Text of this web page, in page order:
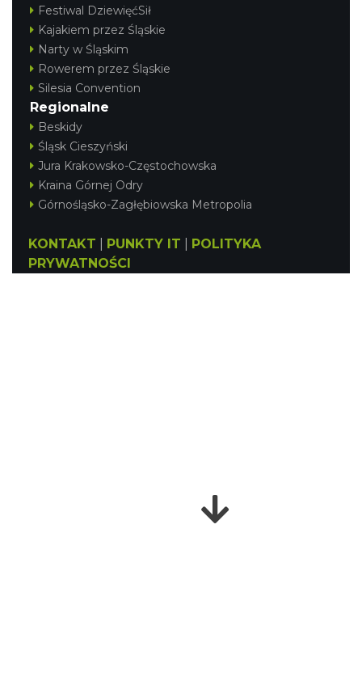
Festiwal DziewięćSił
Kajakiem przez Śląskie
Narty w Śląskim
Rowerem przez Śląskie
Silesia Convention
Regionalne
Beskidy
Śląsk Cieszyński
Jura Krakowsko-Częstochowska
Kraina Górnej Odry
Górnośląsko-Zagłębiowska Metropolia
KONTAKT PUNKTY IT
POLITYKA
PRYWATNOŚCI